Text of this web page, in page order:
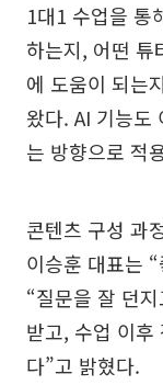
1대1 수업을 통
하는지, 어떤 튜
에 도움이 되는
왔다. AI 기능도
는 방향으로 적
콘텐츠 구성 과
이승훈 대표는
“질문을 잘 던
받고, 수업 이후
다”고 밝혔다.